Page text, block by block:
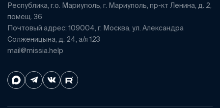
Республика, г.о. Мариуполь, г. Мариуполь, пр-кт Ленина, д. 2,
помещ. 36
Почтовый адрес: 109004, г. Москва, ул. Александра
Солженицына, д. 24, а/я 123
mail@missia.help